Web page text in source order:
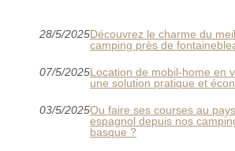
28/5/2025Découvrez le charme du
camping près de
07/5/2025Location de mobil-home en
une solution pratique et
03/5/2025Ou faire ses courses au
espagnol depuis nos
basque ?